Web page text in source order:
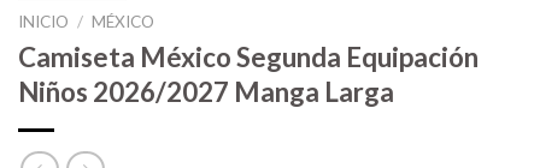
INICIO / MÉXICO
Camiseta México Segunda Equipación
Niños 2026/2027 Manga Larga